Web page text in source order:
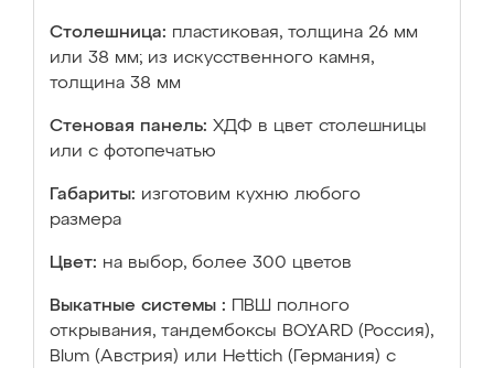
Столешница: пластиковая, толщина 26 мм
или 38 мм; из искусственного камня,
толщина 38 мм
Стеновая панель: ХДФ в цвет столешницы
или с фотопечатью
Габариты: изготовим кухню любого
размера
Цвет: на выбор, более 300 цветов
Выкатные системы :
ПВШ полного
открывания, тандембоксы BOYARD (Россия),
Blum (Австрия) или Hettich (Германия) с